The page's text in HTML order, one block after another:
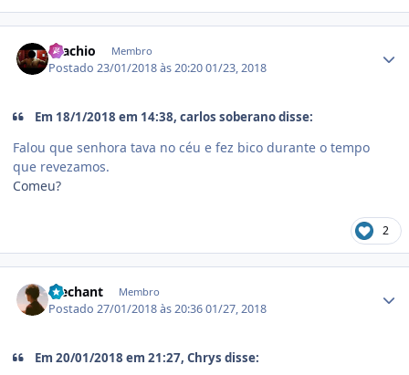
Brachio Membro
Postado23/01/2018 às 20:2001/23, 2018
Em 18/1/2018 em 14:38, carlos soberano disse:
Falou que senhora tava no céu e fez bico durante o tempo
que revezamos.
Comeu?
2
Mechant Membro
Postado27/01/2018 às 20:3601/27, 2018
Em 20/01/2018 em 21:27, Chrys disse: